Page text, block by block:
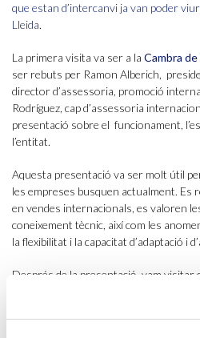
que estan d’intercanvi ja van poder
Lleida.
La primera visita va ser a la Cambra
ser rebuts per Ramon Alberich,
director d’assessoria, promoció
Rodríguez, cap d’assessoria
presentació sobre el funcionament,
l’entitat.
Aquesta presentació va ser molt útil
les empreses busquen actualment. Es
en vendes internacionals, es valoren
coneixement tècnic, així com les
la flexibilitat i la capacitat d’adaptació i
Després de la presentació, vam visitar
observar de primera mà els sistemes